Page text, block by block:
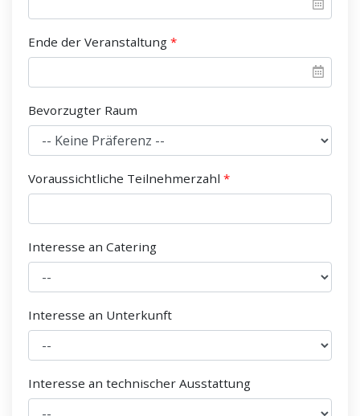
Ende der Veranstaltung
Bevorzugter Raum
Voraussichtliche Teilnehmerzahl
Interesse an Catering
Interesse an Unterkunft
Interesse an technischer Ausstattung